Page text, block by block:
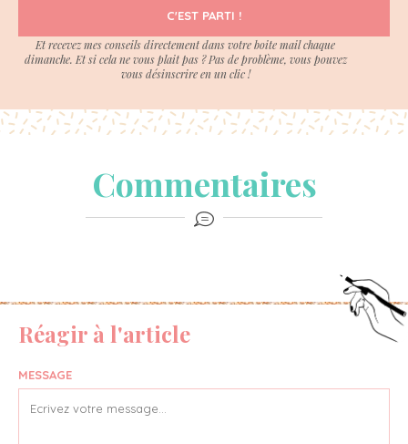
C'EST PARTI !
Et recevez mes conseils directement dans votre boite mail chaque
dimanche. Et si cela ne vous plait pas ? Pas de problème, vous pouvez
vous désinscrire en un clic !
Commentaires
Réagir à l'article
MESSAGE